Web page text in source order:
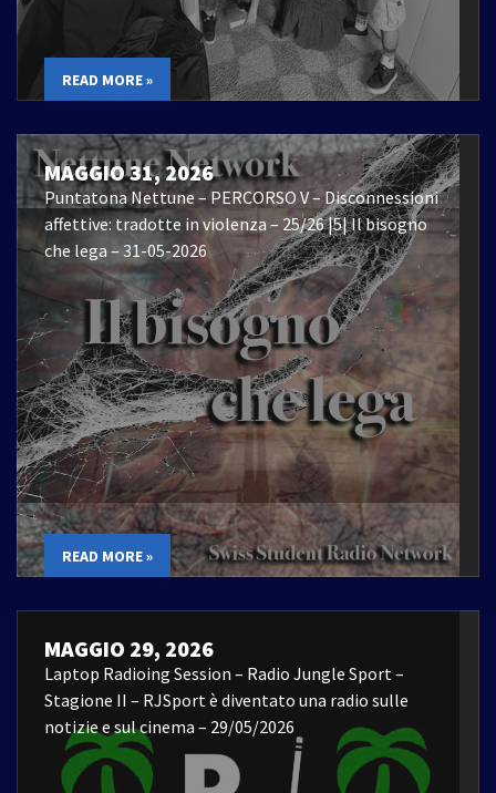
READ MORE »
MAGGIO 31, 2026
Puntatona Nettune – PERCORSO V – Disconnessioni
affettive: tradotte in violenza – 25/26 |5| Il bisogno
che lega – 31-05-2026
READ MORE »
MAGGIO 29, 2026
Laptop Radioing Session – Radio Jungle Sport –
Stagione II – RJSport è diventato una radio sulle
notizie e sul cinema – 29/05/2026